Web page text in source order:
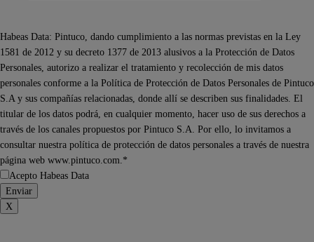
Habeas Data: Pintuco, dando cumplimiento a las normas previstas en la Ley
1581 de 2012 y su decreto 1377 de 2013 alusivos a la Protección de Datos
Personales, autorizo a realizar el tratamiento y recolección de mis datos
personales conforme a la Política de Protección de Datos Personales de Pintuco
S.A y sus compañías relacionadas, donde allí se describen sus finalidades. El
titular de los datos podrá, en cualquier momento, hacer uso de sus derechos a
través de los canales propuestos por Pintuco S.A. Por ello, lo invitamos a
consultar nuestra política de protección de datos personales a través de nuestra
página web www.pintuco.com.*
Acepto Habeas Data
X